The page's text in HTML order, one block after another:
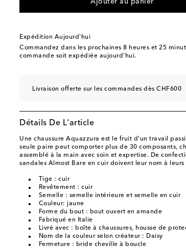
EU 41 Ajouter à la Wishlist
Ajouter à la Wishlist
Ajouter au panier
Expédition Aujourd'hui
Commandez dans les prochaines 8 heures et 25
commande soit expédiée aujourd'hui.
Livraison offerte sur les commandes dès CHF600
Détails De L'article
Une chaussure Aquazzura est le fruit d'un travail
seule paire peut comporter plus de 30 composants,
assemblé à la main avec soin et expertise. De
sandales Almost Bare en cuir doivent leur nom à leurs
Tige : cuir
Revêtement : cuir
Semelle : semelle intérieure et semelle en cuir
Couleur: jaune
Forme du bout : bout ouvert en amande
Fabriqué en Italie
Livré avec : boîte à chaussures, housse de
Nom de la couleur selon créateur : Daisy
Fermeture : bride cheville à boucle